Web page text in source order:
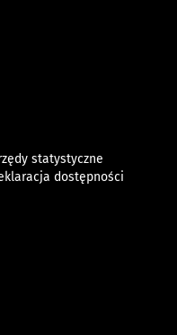
statystyczne
dostępności